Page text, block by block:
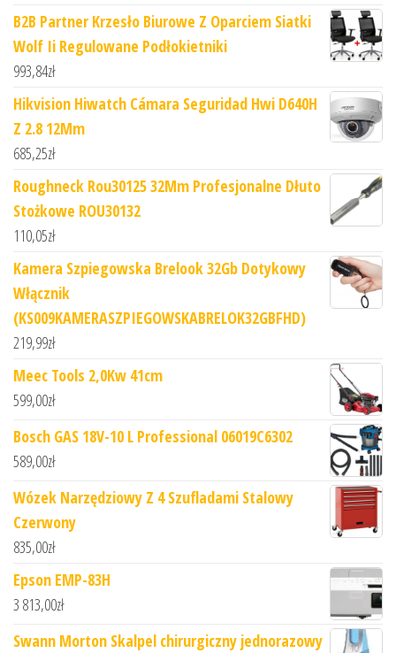
B2B Partner Krzesło Biurowe Z Oparciem Siatki
Wolf Ii Regulowane Podłokietniki
993,84zł
Hikvision Hiwatch Cámara Seguridad Hwi D640H
Z 2.8 12Mm
685,25zł
Roughneck Rou30125 32Mm Profesjonalne Dłuto
Stożkowe ROU30132
110,05zł
Kamera Szpiegowska Brelook 32Gb Dotykowy
Włącznik
(KS009KAMERASZPIEGOWSKABRELOK32GBFHD)
219,99zł
Meec Tools 2,0Kw 41cm
599,00zł
Bosch GAS 18V-10 L Professional 06019C6302
589,00zł
Wózek Narzędziowy Z 4 Szufladami Stalowy
Czerwony
835,00zł
Epson EMP-83H
3 813,00zł
Swann Morton Skalpel chirurgiczny jednorazowy